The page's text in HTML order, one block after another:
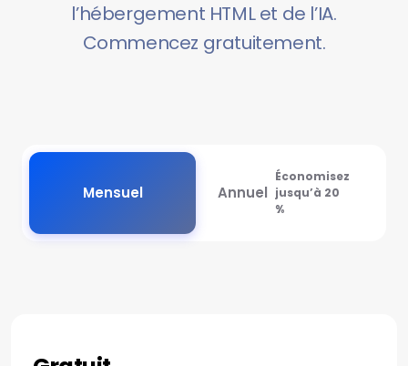
l’hébergement HTML et de l’IA.
Commencez gratuitement.
Mensuel Annuel
Économisez
jusqu’à 20
%